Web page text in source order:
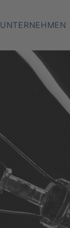
UNTERNEHMEN